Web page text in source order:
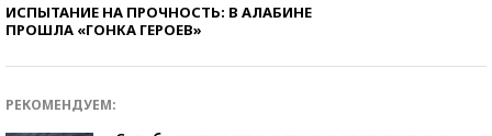
ИСПЫТАНИЕ НА ПРОЧНОСТЬ: В АЛАБИНЕ
ПРОШЛА «ГОНКА ГЕРОЕВ»
РЕКОМЕНДУЕМ: